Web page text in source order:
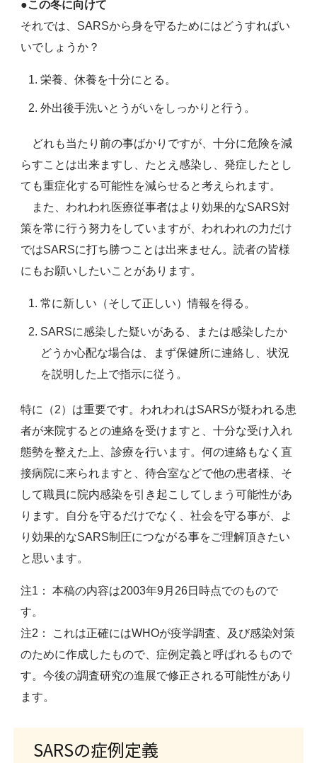
●この冬に向けて
それでは、SARSから身を守るためにはどうすればい
いでしょうか？
栄養、休養を十分にとる。
外出後手洗いとうがいをしっかりと行う。
どれも当たり前の事ばかりですが、十分に危険を減
らすことは出来ますし、たとえ感染し、発症したとし
ても重症化する可能性を減らせると考えられます。
また、われわれ医療従事者はより効果的なSARS対
策を常に行う努力をしていますが、われわれの力だけ
ではSARSに打ち勝つことは出来ません。読者の皆様
にもお願いしたいことがあります。
常に新しい（そして正しい）情報を得る。
SARSに感染した疑いがある、または感染したか
どうか心配な場合は、まず保健所に連絡し、状況
を説明した上で指示に従う。
特に（2）は重要です。われわれはSARSが疑われる患
者が来院するとの連絡を受けますと、十分な受け入れ
態勢を整えた上、診療を行います。何の連絡もなく直
接病院に来られますと、待合室などで他の患者様、そ
して職員に院内感染を引き起こしてしまう可能性があ
ります。自分を守るだけでなく、社会を守る事が、よ
り効果的なSARS制圧につながる事をご理解頂きたい
と思います。
注1： 本稿の内容は2003年9月26日時点でのもので
す。
注2： これは正確にはWHOが疫学調査、及び感染対策
のために作成したもので、症例定義と呼ばれるもので
す。今後の調査研究の進展で修正される可能性があり
ます。
SARSの症例定義